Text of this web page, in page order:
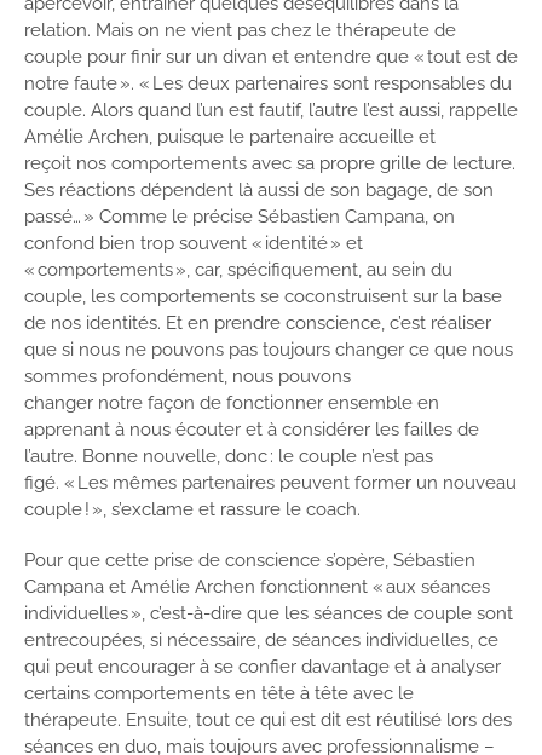
relation. Mais on ne vient pas chez le thérapeute de
couple pour finir sur un divan et entendre que « tout est de
notre faute ». « Les deux partenaires sont responsables du
couple. Alors quand l’un est fautif, l’autre l’est aussi, rappelle
Amélie Archen, puisque le partenaire accueille et
reçoit nos comportements avec sa propre grille de lecture.
Ses réactions dépendent là aussi de son bagage, de son
passé… » Comme le précise Sébastien Campana, on
confond bien trop souvent « identité » et
« comportements », car, spécifiquement, au sein du
couple, les comportements se coconstruisent sur la base
de nos identités. Et en prendre conscience, c’est réaliser
que si nous ne pouvons pas toujours changer ce que nous
sommes profondément, nous pouvons
changer notre façon de fonctionner ensemble en
apprenant à nous écouter et à considérer les failles de
l’autre. Bonne nouvelle, donc : le couple n’est pas
figé. « Les mêmes partenaires peuvent former un nouveau
couple ! », s’exclame et rassure le coach.
Pour que cette prise de conscience s’opère, Sébastien
Campana et Amélie Archen fonctionnent « aux séances
individuelles », c’est-à-dire que les séances de couple sont
entrecoupées, si nécessaire, de séances individuelles, ce
qui peut encourager à se confier davantage et à analyser
certains comportements en tête à tête avec le
thérapeute. Ensuite, tout ce qui est dit est réutilisé lors des
séances en duo, mais toujours avec professionnalisme –